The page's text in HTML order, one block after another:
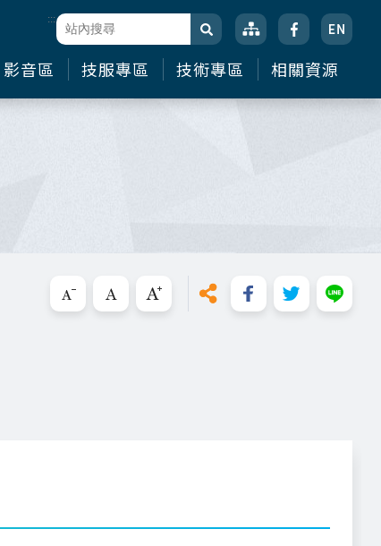
:::
站台檢索
影音區 技服專區 技術專區 相關資源